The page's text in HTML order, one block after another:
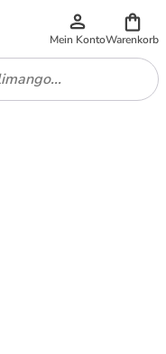
Mein KontoWarenkorb